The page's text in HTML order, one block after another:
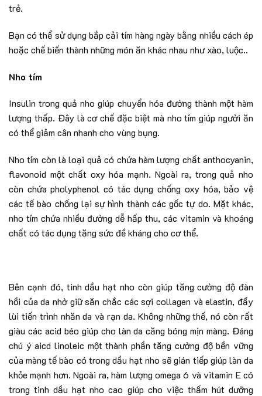
trẻ.
Bạn có thể sử dụng bắp cải tím hàng ngày bằng nhiều cách ép
hoặc chế biến thành những món ăn khác nhau như xào, luộc..
Nho tím
Insulin trong quả nho giúp chuyển hóa đường thành một hàm
lượng thấp. Đây là cơ chế đặc biệt mà nho tím giúp người ăn
có thể giảm cân nhanh cho vùng bụng.
Nho tím còn là loại quả có chứa hàm lượng chất anthocyanin,
flavonoid một chất oxy hóa mạnh. Ngoài ra, trong quả nho
còn chứa pholyphenol có tác dụng chống oxy hóa, bảo vệ
các tế bào chống lại sự hình thành các gốc tự do. Mặt khác,
nho tím chứa nhiều đường dễ hấp thu, các vitamin và khoáng
chất có tác dụng tăng sức đề kháng cho cơ thể.
Bên cạnh đó, tinh dầu hạt nho còn giúp tăng cường độ đàn
hồi của da nhờ giữ săn chắc các sợi collagen và elastin, đẩy
lùi tiến trình nhăn da và rạn da. Không những thế, nó còn rất
giàu các acid béo giúp cho làn da căng bóng mịn màng. Đáng
chú ý aicd linoleic một thành phần tăng cường độ bền vững
của màng tế bào có trong dầu hạt nho sẽ gián tiếp giúp làn da
khỏe mạnh hơn. Ngoài ra, hàm lượng omega 6 và vitamin E có
trong tinh dầu hạt nho cao giúp cho việc thấm hút dưỡng